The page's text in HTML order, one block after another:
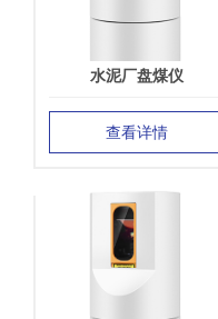
水泥厂盘煤仪
查看详情